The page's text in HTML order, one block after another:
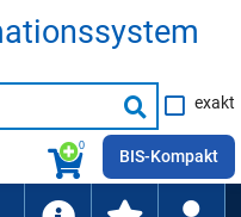
Suche
starten
exakt
0
BIS-Kompakt